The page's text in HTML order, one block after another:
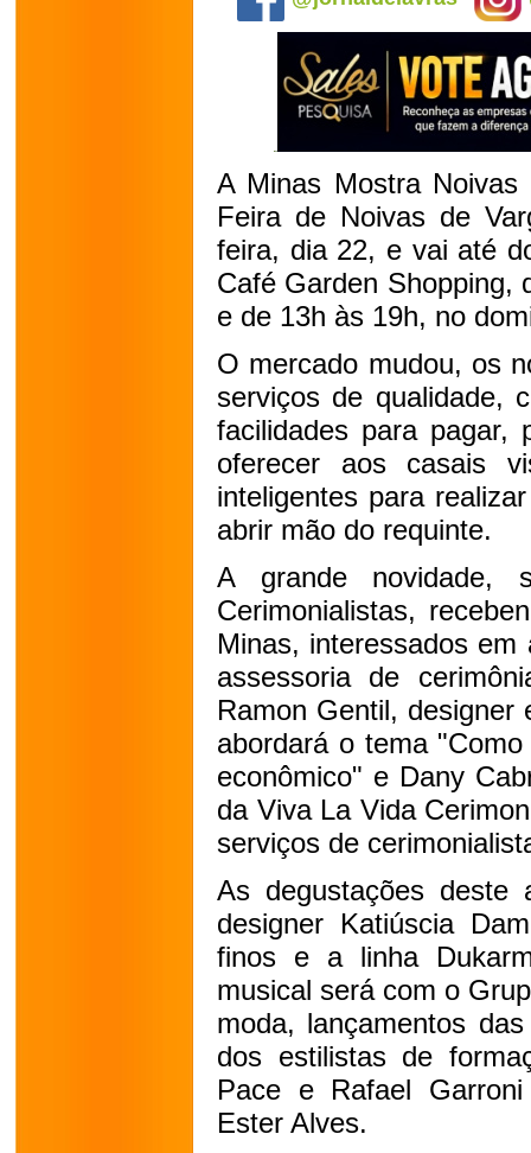
A Minas Mostra
Feira de Noivas de
feira, dia 22, e vai até
Café Garden Shopping,
e de 13h às 19h, no
O mercado mudou, os
serviços de qualidade,
facilidades para pagar,
oferecer aos casais
inteligentes para
abrir mão do requinte.
A grande novidade,
Cerimonialistas,
Minas, interessados
assessoria de
Ramon Gentil, designer
abordará o tema
econômico" e Dany
da Viva La Vida
serviços de
As degustações
designer Katiúscia
finos e a linha
musical será com o
moda, lançamentos
dos estilistas de
Pace e Rafael
Ester Alves.